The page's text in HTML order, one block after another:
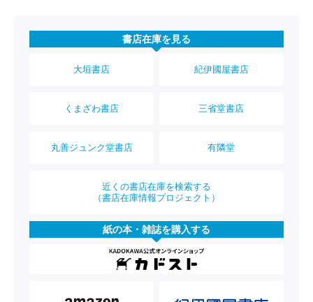
書店在庫を見る
大垣書店 紀伊國屋書店
くまざわ書店 三省堂書店
丸善ジュンク堂書店 有隣堂
近くの書店在庫を検索する
（書店在庫情報プロジェクト）
紙の本・雑誌を購入する